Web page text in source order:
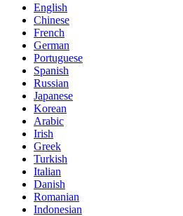
English
Chinese
French
German
Portuguese
Spanish
Russian
Japanese
Korean
Arabic
Irish
Greek
Turkish
Italian
Danish
Romanian
Indonesian